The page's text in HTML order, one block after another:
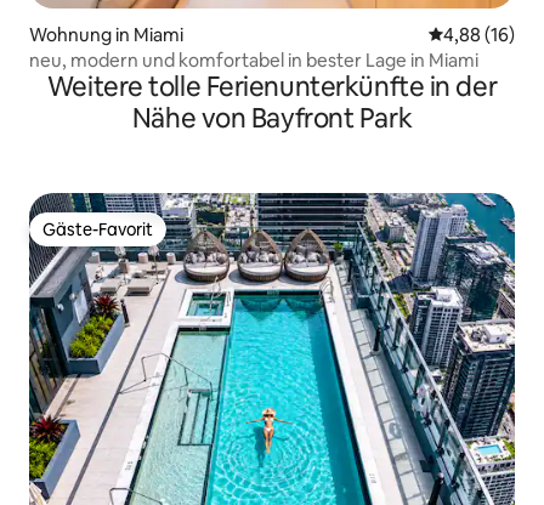
Wohnung in Miami
4,88 (16)
neu, modern und komfortabel in bester Lage in Miami
Weitere tolle Ferienunterkünfte in der
Nähe von Bayfront Park
Gäste-Favorit
Gäste-Favorit